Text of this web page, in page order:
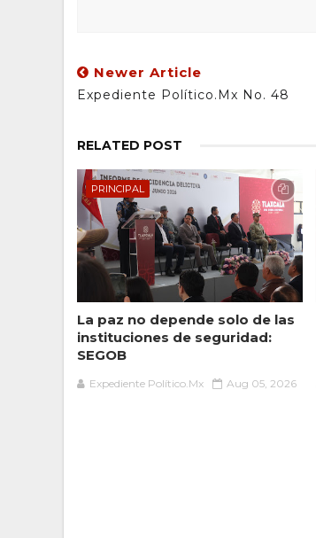
Newer Article
Expediente Político.Mx No. 48
RELATED POST
PRINCIPAL
La paz no depende solo de las
instituciones de seguridad:
SEGOB
Expediente Político.Mx Aug 05, 2026